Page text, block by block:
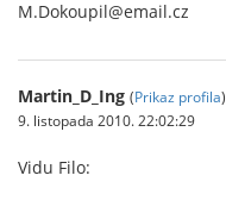
M.Dokoupil@email.cz
Martin_D_Ing (Prikaz profila)
9. listopada 2010. 22:02:29
Vidu Filo: